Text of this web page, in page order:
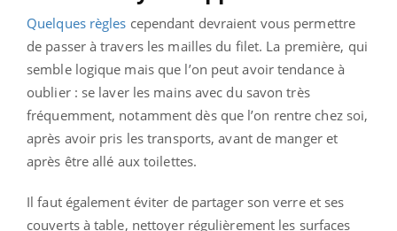
Quelques règles cependant devraient vous permettre
de passer à travers les mailles du filet. La première, qui
semble logique mais que l’on peut avoir tendance à
oublier : se laver les mains avec du savon très
fréquemment, notamment dès que l’on rentre chez soi,
après avoir pris les transports, avant de manger et
après être allé aux toilettes.
Il faut également éviter de partager son verre et ses
couverts à table, nettoyer régulièrement les surfaces